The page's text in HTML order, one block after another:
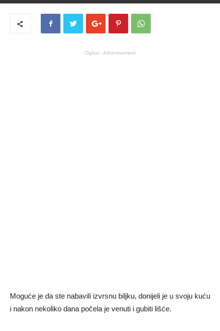
Oglasi - Advertisement
Moguće je da ste nabavili izvrsnu biljku, donijeli je u svoju kuću
i nakon nekoliko dana počela je venuti i gubiti lišće.